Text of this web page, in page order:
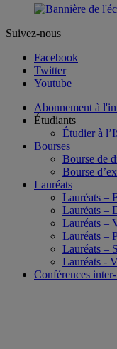
Suivez-nous
Facebook
Twitter
Youtube
Abonnement à
Étudiants
Étudier à
Bourses
Bourse de
Bourse
Lauréats
Lauréats –
Lauréats –
Lauréats –
Lauréats –
Lauréats –
Lauréats -
Conférences